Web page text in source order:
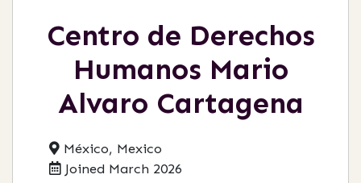
Centro de Derechos
Humanos Mario
Alvaro Cartagena
México, Mexico
Joined March 2026